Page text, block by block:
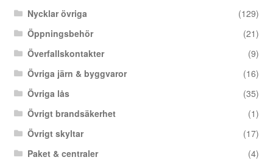
Nycklar övriga
(129)
Öppningsbehör
(21)
Överfallskontakter
(9)
Övriga järn & byggvaror
(16)
Övriga lås
(35)
Övrigt brandsäkerhet
(1)
Övrigt skyltar
(17)
Paket & centraler
(4)